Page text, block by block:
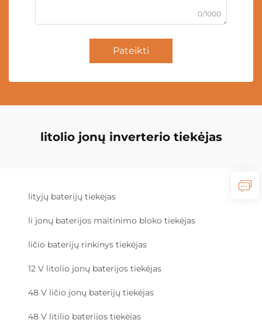
0/1000
Pateikti
litolio jonų inverterio tiekėjas
lityjų baterijų tiekėjas
li jonų baterijos maitinimo bloko tiekėjas
ličio baterijų rinkinys tiekėjas
12 V litolio jonų baterijos tiekėjas
48 V ličio jonų baterijų tiekėjas
48 V litilio baterijos tiekėjas